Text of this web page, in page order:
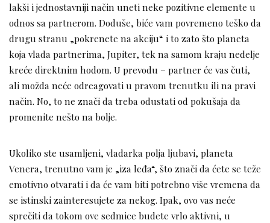
lakši i jednostavniji način uneti neke pozitivne elemente u
odnos sa partnerom. Doduše, biće vam povremeno teško da
drugu stranu „pokrenete na akciju“ i to zato što planeta
koja vlada partnerima, Jupiter, tek na samom kraju nedelje
kreće direktnim hodom. U prevodu – partner će vas čuti,
ali možda neće odreagovati u pravom trenutku ili na pravi
način. No, to ne znači da treba odustati od pokušaja da
promenite nešto na bolje.
Ukoliko ste usamljeni, vladarka polja ljubavi, planeta
Venera, trenutno vam je „iza leđa“, što znači da ćete se teže
emotivno otvarati i da će vam biti potrebno više vremena da
se istinski zainteresujete za nekog. Ipak, ovo vas neće
sprečiti da tokom ove sedmice budete vrlo aktivni, u